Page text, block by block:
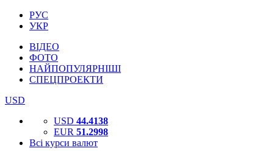
РУС
УКР
ВІДЕО
ФОТО
НАЙПОПУЛЯРНІШІ
СПЕЦПРОЕКТИ
USD
USD 44.4138
EUR 51.2998
Всі курси валют